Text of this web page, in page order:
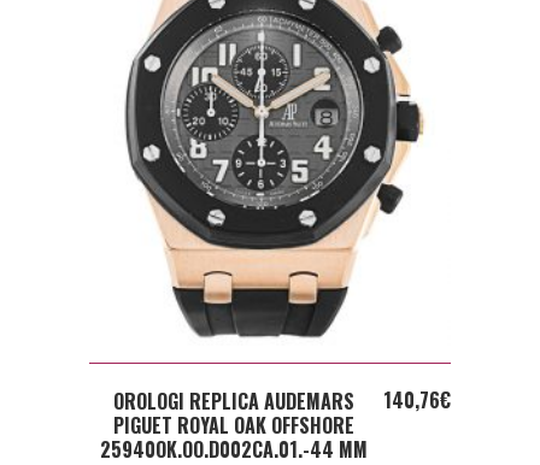
ADD TO CART
OROLOGI REPLICA AUDEMARS
PIGUET ROYAL OAK OFFSHORE
25940OK.OO.D002CA.01.-44 MM
140,76€